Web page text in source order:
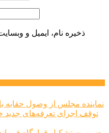
ذخیره نام، ایمیل و
نماینده مجلس از وصول حقابه